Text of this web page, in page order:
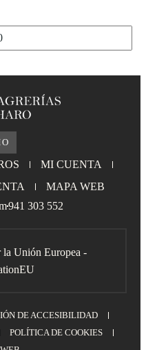
MI CUENTA
MAPA WEB
941 303 552
la Unión Europea -
DE ACCESIBILIDAD
POLÍTICA DE COOKIES